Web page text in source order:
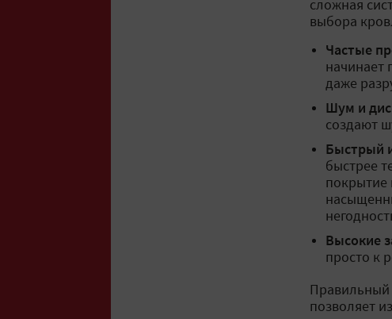
сложная
выбора
Частые
начинает
даже
Шум и
создают
Быстрый
быстрее
покрытие
Высокие
просто к
Правильный
позволяет